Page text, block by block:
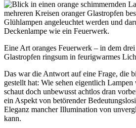
Deckenlampe wie ein Feuerwerk.
Eine Art oranges Feuerwerk – in dem
Glastropfen ringsum in feurigwarmes
Das war die Antwort auf eine Frage, die
gestellt hat: Wie sehen eigentlich Lampen
schaut doch unbewusst achtlos dran
ein Aspekt von betörender
Eleganz mancher Illumination von
kann.